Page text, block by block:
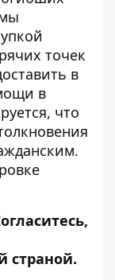
точек
в
в
что
страной.